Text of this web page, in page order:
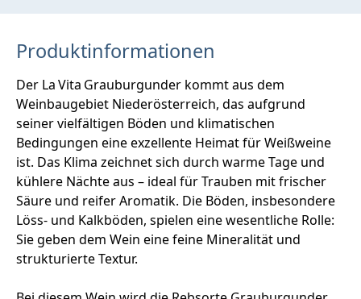
Produktinformationen
Der La Vita Grauburgunder kommt aus dem
Weinbaugebiet Niederösterreich, das aufgrund
seiner vielfältigen Böden und klimatischen
Bedingungen eine exzellente Heimat für Weißweine
ist. Das Klima zeichnet sich durch warme Tage und
kühlere Nächte aus – ideal für Trauben mit frischer
Säure und reifer Aromatik. Die Böden, insbesondere
Löss‑ und Kalkböden, spielen eine wesentliche Rolle:
Sie geben dem Wein eine feine Mineralität und
strukturierte Textur.